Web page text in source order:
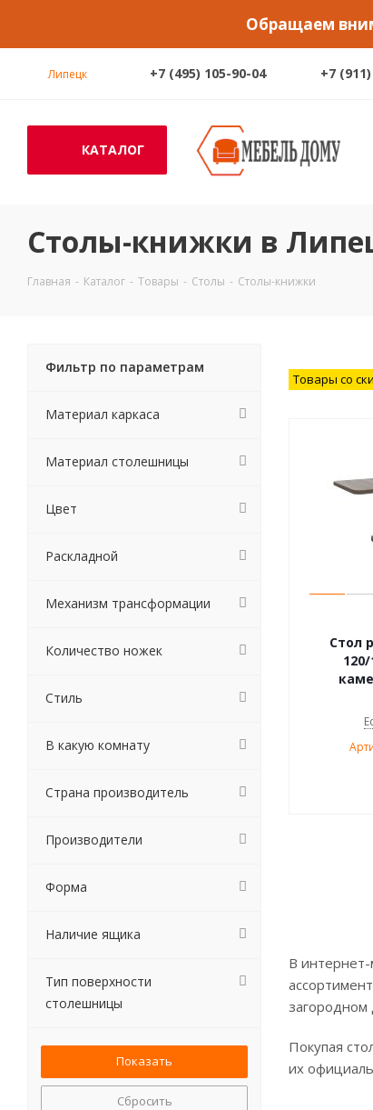
Обращаем
Липецк +7 (495) 105-90-04 +7
КАТАЛОГ
Столы-книжки в
Главная - Каталог - Товары - Столы - Столы-книжки
Товары со
Стол
В
загородном
Покупая
их
Фильтр по параметрам
Материал каркаса
Материал столешницы
Цвет
Раскладной
Механизм трансформации
Количество ножек
Стиль
В какую комнату
Страна производитель
Производители
Форма
Наличие ящика
Тип поверхности
столешницы
Сбросить